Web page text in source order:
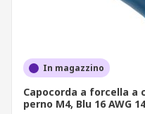
Una crimpatura elettrica
elettrico senza
sono utilizzati per
perni.
In magazzino
Capocorda a forcella a
perno M4, Blu 16 AWG